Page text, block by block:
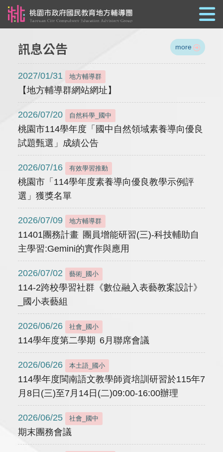
訊息公告 more
2027/01/31 地方輔導群
【地方輔導群網站網址】
2026/07/20 自然科學_國中
桃園市114學年度「國中自然領域素養導向優良
試題甄選」成績公告
2026/07/16 有效學習推動
桃園市「114學年度素養導向優良教學示例評
選」獲獎名單
2026/07/09 地方輔導群
11401團務計畫 團員增能研習(三)-科技輔助自
主學習:Gemini的實作與應用
2026/07/02 藝術_國小
114-2跨校學習社群《數位融入表藝教案設計》
_國小表藝組
2026/06/26 社會_國小
114學年度第二學期 6月聯席會議
2026/06/26 本土語_國小
114學年度閩南語文教學師資培訓研習於115年7
月8日(三)至7月14日(二)09:00-16:00辦理
2026/06/25 社會_國中
期末團務會議